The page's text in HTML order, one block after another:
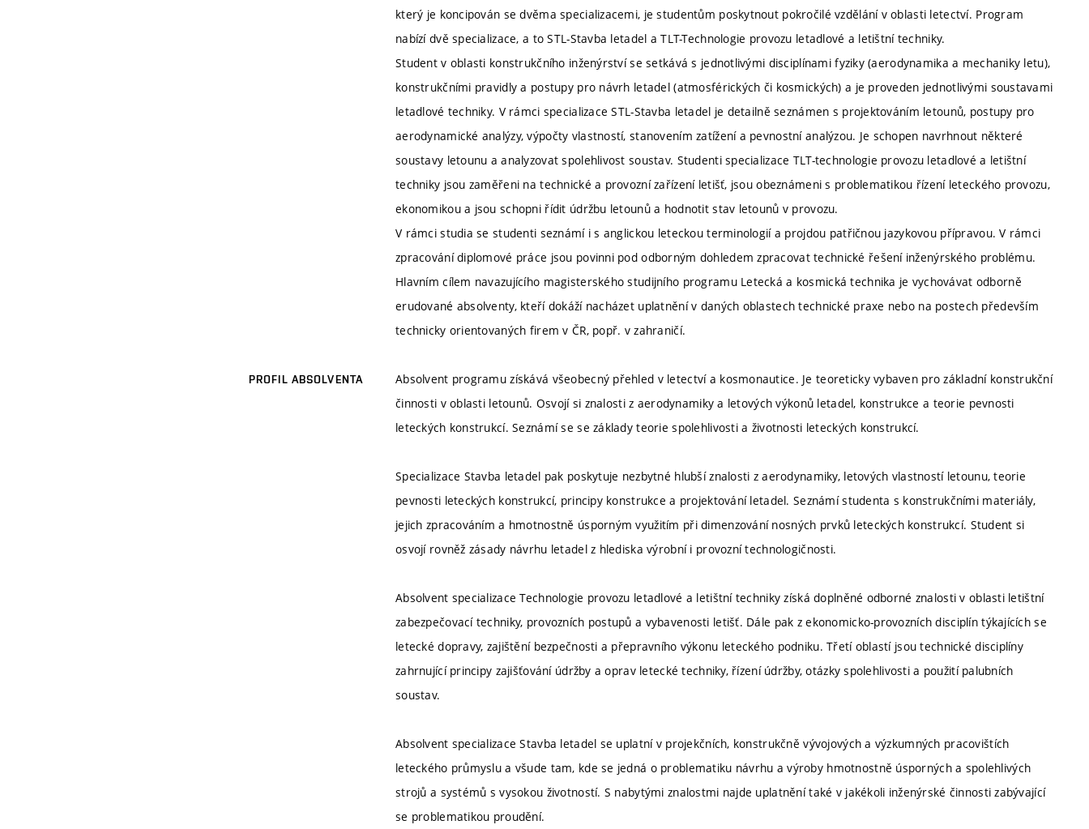
který je koncipován se dvěma specializacemi, je studentům poskytnout pokročilé vzdělání v oblasti letectví. Program
nabízí dvě specializace, a to STL-Stavba letadel a TLT-Technologie provozu letadlové a letištní techniky.
Student v oblasti konstrukčního inženýrství se setkává s jednotlivými disciplínami fyziky (aerodynamika a mechaniky letu),
konstrukčními pravidly a postupy pro návrh letadel (atmosférických či kosmických) a je proveden jednotlivými soustavami
letadlové techniky. V rámci specializace STL-Stavba letadel je detailně seznámen s projektováním letounů, postupy pro
aerodynamické analýzy, výpočty vlastností, stanovením zatížení a pevnostní analýzou. Je schopen navrhnout některé
soustavy letounu a analyzovat spolehlivost soustav. Studenti specializace TLT-technologie provozu letadlové a letištní
techniky jsou zaměřeni na technické a provozní zařízení letišť, jsou obeznámeni s problematikou řízení leteckého provozu,
ekonomikou a jsou schopni řídit údržbu letounů a hodnotit stav letounů v provozu.
V rámci studia se studenti seznámí i s anglickou leteckou terminologií a projdou patřičnou jazykovou přípravou. V rámci
zpracování diplomové práce jsou povinni pod odborným dohledem zpracovat technické řešení inženýrského problému.
Hlavním cílem navazujícího magisterského studijního programu Letecká a kosmická technika je vychovávat odborně
erudované absolventy, kteří dokáží nacházet uplatnění v daných oblastech technické praxe nebo na postech především
technicky orientovaných firem v ČR, popř. v zahraničí.
PROFIL ABSOLVENTA
Absolvent programu získává všeobecný přehled v letectví a kosmonautice. Je teoreticky vybaven pro základní konstrukční
činnosti v oblasti letounů. Osvojí si znalosti z aerodynamiky a letových výkonů letadel, konstrukce a teorie pevnosti
leteckých konstrukcí. Seznámí se se základy teorie spolehlivosti a životnosti leteckých konstrukcí.
Specializace Stavba letadel pak poskytuje nezbytné hlubší znalosti z aerodynamiky, letových vlastností letounu, teorie
pevnosti leteckých konstrukcí, principy konstrukce a projektování letadel. Seznámí studenta s konstrukčními materiály,
jejich zpracováním a hmotnostně úsporným využitím při dimenzování nosných prvků leteckých konstrukcí. Student si
osvojí rovněž zásady návrhu letadel z hlediska výrobní i provozní technologičnosti.
Absolvent specializace Technologie provozu letadlové a letištní techniky získá doplněné odborné znalosti v oblasti letištní
zabezpečovací techniky, provozních postupů a vybavenosti letišť. Dále pak z ekonomicko-provozních disciplín týkajících se
letecké dopravy, zajištění bezpečnosti a přepravního výkonu leteckého podniku. Třetí oblastí jsou technické disciplíny
zahrnující principy zajišťování údržby a oprav letecké techniky, řízení údržby, otázky spolehlivosti a použití palubních
soustav.
Absolvent specializace Stavba letadel se uplatní v projekčních, konstrukčně vývojových a výzkumných pracovištích
leteckého průmyslu a všude tam, kde se jedná o problematiku návrhu a výroby hmotnostně úsporných a spolehlivých
strojů a systémů s vysokou životností. S nabytými znalostmi najde uplatnění také v jakékoli inženýrské činnosti zabývající
se problematikou proudění.